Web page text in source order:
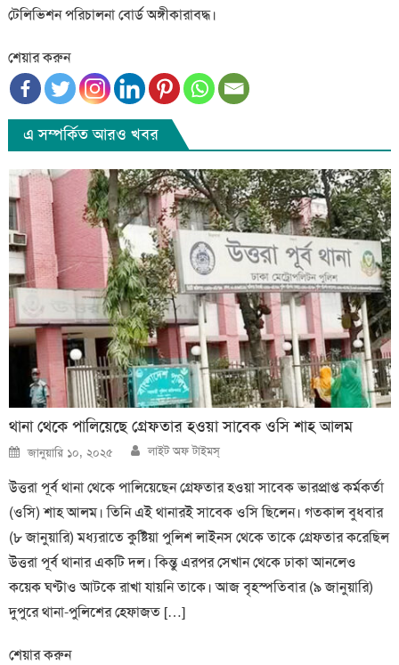
টেলিভিশন পরিচালনা বোর্ড অঙ্গীকারাবদ্ধ।
শেয়ার করুন
এ সম্পর্কিত আরও খবর
থানা থেকে পালিয়েছে গ্রেফতার হওয়া সাবেক ওসি শাহ আলম
Posted
on
জানুয়ারি ১০, ২০২৫ Author
লাইট অফ টাইমস্
উত্তরা পূর্ব থানা থেকে পালিয়েছেন গ্রেফতার হওয়া সাবেক ভারপ্রাপ্ত কর্মকর্তা
(ওসি) শাহ আলম। তিনি এই থানারই সাবেক ওসি ছিলেন। গতকাল বুধবার
(৮ জানুয়ারি) মধ্যরাতে কুষ্টিয়া পুলিশ লাইনস থেকে তাকে গ্রেফতার করেছিল
উত্তরা পূর্ব থানার একটি দল। কিন্তু এরপর সেখান থেকে ঢাকা আনলেও
কয়েক ঘণ্টাও আটকে রাখা যায়নি তাকে। আজ বৃহস্পতিবার (৯ জানুয়ারি)
দুপুরে থানা-পুলিশের হেফাজত […]
শেয়ার করুন